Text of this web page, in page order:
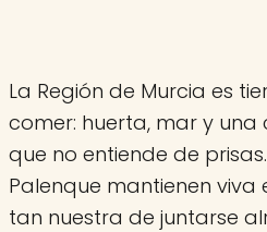
La Región de Murcia es
comer: huerta, mar y
que no entiende de
Palenque mantienen viva
tan nuestra de juntarse